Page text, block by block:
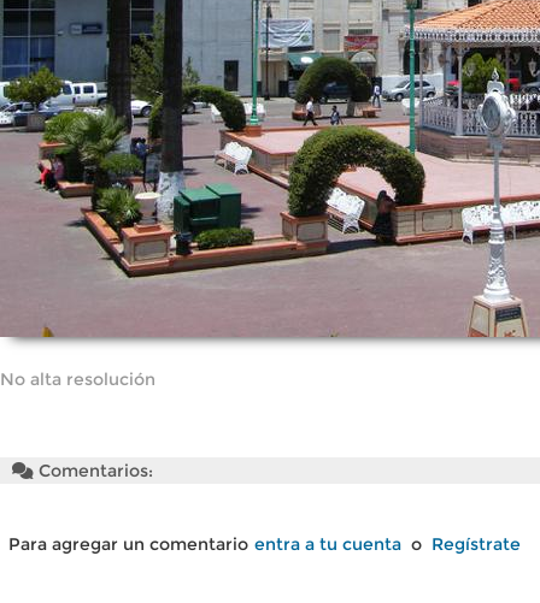
No alta resolución
Comentarios:
Para agregar un comentario entra a tu cuenta o Regístrate